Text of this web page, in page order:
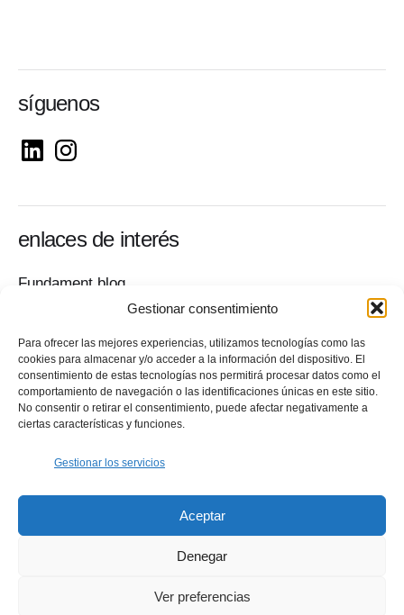
Gestionar consentimiento
Para ofrecer las mejores experiencias, utilizamos tecnologías como las
cookies para almacenar y/o acceder a la información del dispositivo. El
consentimiento de estas tecnologías nos permitirá procesar datos como el
comportamiento de navegación o las identificaciones únicas en este sitio.
No consentir o retirar el consentimiento, puede afectar negativamente a
ciertas características y funciones.
Gestionar los servicios
Aceptar
Denegar
Ver preferencias
síguenos
enlaces de interés
Fundament blog
Política de privacidad
Quiero colaborar
Tu ayuda es fundamental
——————————
social
Política de cookies (UE)